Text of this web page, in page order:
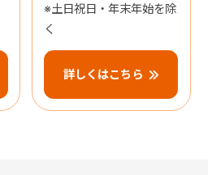
※土日祝日・年末年始を除
く
詳しくはこちら